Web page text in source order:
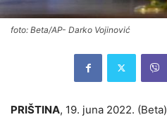
foto: Beta/AP- Darko Vojinović
PRIŠTINA, 19. juna 2022.